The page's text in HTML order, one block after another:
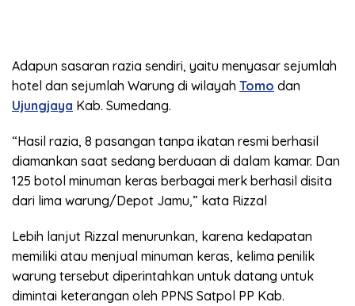
Adapun sasaran razia sendiri, yaitu menyasar sejumlah
hotel dan sejumlah Warung di wilayah Tomo dan
Ujungjaya Kab. Sumedang.
“Hasil razia, 8 pasangan tanpa ikatan resmi berhasil
diamankan saat sedang berduaan di dalam kamar. Dan
125 botol minuman keras berbagai merk berhasil disita
dari lima warung/Depot Jamu,” kata Rizzal
Lebih lanjut Rizzal menurunkan, karena kedapatan
memiliki atau menjual minuman keras, kelima penilik
warung tersebut diperintahkan untuk datang untuk
dimintai keterangan oleh PPNS Satpol PP Kab.